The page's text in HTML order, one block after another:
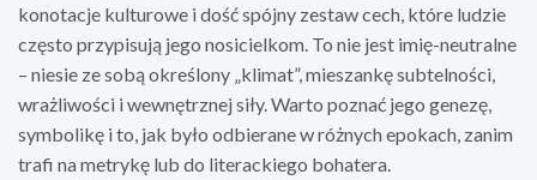
konotacje kulturowe i dość spójny zestaw cech, które ludzie
często przypisują jego nosicielkom. To nie jest imię-neutralne
– niesie ze sobą określony „klimat”, mieszankę subtelności,
wrażliwości i wewnętrznej siły. Warto poznać jego genezę,
symbolikę i to, jak było odbierane w różnych epokach, zanim
trafi na metrykę lub do literackiego bohatera.